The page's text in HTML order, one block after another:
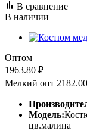
В сравнение
В наличии
Оптом
1963.80 ₽
Мелкий опт
Модель:
цв.малина